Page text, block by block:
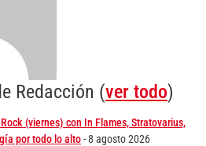
Redacción (ver todo)
(viernes) con In Flames, Stratovarius,
por todo lo alto- 8 agosto 2026